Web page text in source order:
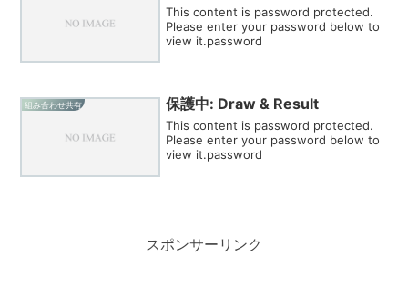
This content is password protected.
Please enter your password below to
view it.password
組み合わせ共有 保護中: Draw & Result
This content is password protected.
Please enter your password below to
view it.password
スポンサーリンク